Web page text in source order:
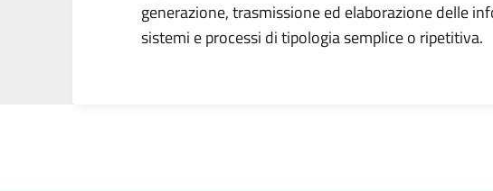
generazione, trasmissione ed elaborazione delle
sistemi e processi di tipologia semplice o ripetitiva.